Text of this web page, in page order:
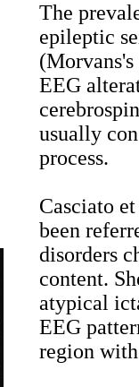
The
epileptic
EEG
usually
process.
Casciato
been
disorders
content.
atypical
EEG
region